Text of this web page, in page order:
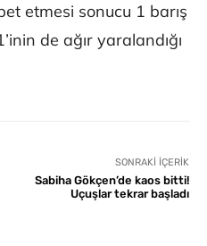
etmesi sonucu 1 barış
de ağır yaralandığı
SONRAKI İÇERIK
Sabiha Gökçen’de kaos bitti!
Uçuşlar tekrar başladı